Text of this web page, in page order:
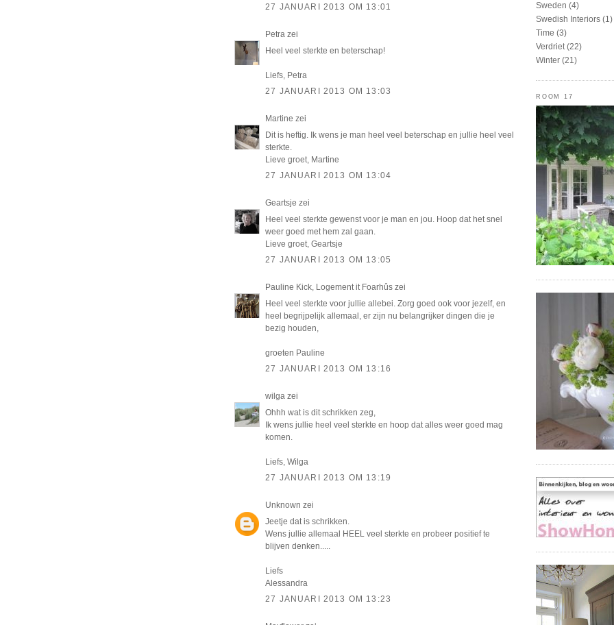
27 JANUARI 2013 OM 13:01
Petra zei
Heel veel sterkte en beterschap!
Liefs, Petra
27 JANUARI 2013 OM 13:03
Martine zei
Dit is heftig. Ik wens je man heel veel beterschap en jullie heel veel
sterkte.
Lieve groet, Martine
27 JANUARI 2013 OM 13:04
Geartsje zei
Heel veel sterkte gewenst voor je man en jou. Hoop dat het snel
weer goed met hem zal gaan.
Lieve groet, Geartsje
27 JANUARI 2013 OM 13:05
Pauline Kick, Logement it Foarhûs zei
Heel veel sterkte voor jullie allebei. Zorg goed ook voor jezelf, en
heel begrijpelijk allemaal, er zijn nu belangrijker dingen die je
bezig houden,
groeten Pauline
27 JANUARI 2013 OM 13:16
wilga zei
Ohhh wat is dit schrikken zeg,
Ik wens jullie heel veel sterkte en hoop dat alles weer goed mag
komen.
Liefs, Wilga
27 JANUARI 2013 OM 13:19
Unknown zei
Jeetje dat is schrikken.
Wens jullie allemaal HEEL veel sterkte en probeer positief te
blijven denken.....
Liefs
Alessandra
27 JANUARI 2013 OM 13:23
Sweden (4)
Swedish Interiors (1)
Time (3)
Verdriet (22)
Winter (21)
ROOM 17